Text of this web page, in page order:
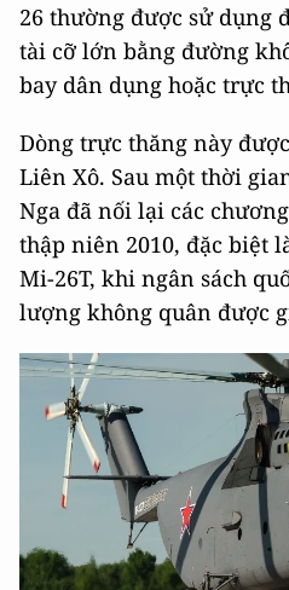
26 thường được sử dụng
tài cỡ lớn bằng đường
bay dân dụng hoặc trực
Dòng trực thăng này
Liên Xô. Sau một thời
Nga đã nối lại các
thập niên 2010, đặc biệt
Mi-26T, khi ngân sách
lượng không quân được